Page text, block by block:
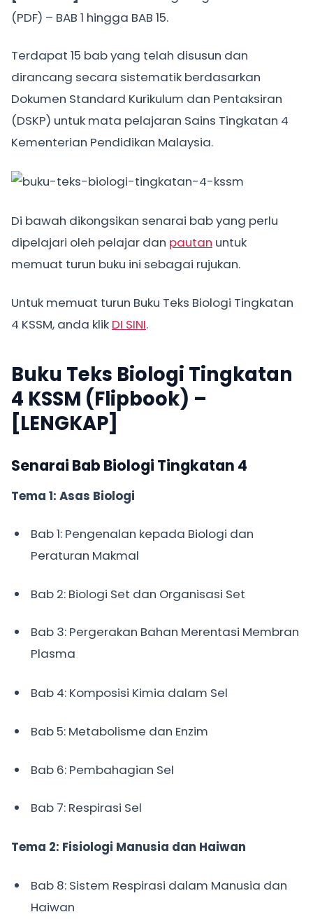
(PDF) – BAB 1 hingga BAB 15.
Terdapat 15 bab yang telah disusun dan
dirancang secara sistematik berdasarkan
Dokumen Standard Kurikulum dan Pentaksiran
(DSKP) untuk mata pelajaran Sains Tingkatan 4
Kementerian Pendidikan Malaysia.
Di bawah dikongsikan senarai bab yang perlu
dipelajari oleh pelajar dan pautan untuk
memuat turun buku ini sebagai rujukan.
Untuk memuat turun Buku Teks Biologi Tingkatan
4 KSSM, anda klik DI SINI.
Buku Teks Biologi Tingkatan
4 KSSM (Flipbook) –
[LENGKAP]
Senarai Bab Biologi Tingkatan 4
Tema 1: Asas Biologi
Bab 1: Pengenalan kepada Biologi dan
Peraturan Makmal
Bab 2: Biologi Set dan Organisasi Set
Bab 3: Pergerakan Bahan Merentasi Membran
Plasma
Bab 4: Komposisi Kimia dalam Sel
Bab 5: Metabolisme dan Enzim
Bab 6: Pembahagian Sel
Bab 7: Respirasi Sel
Tema 2: Fisiologi Manusia dan Haiwan
Bab 8: Sistem Respirasi dalam Manusia dan
Haiwan